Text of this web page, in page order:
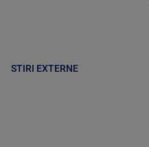
STIRI EXTERNE